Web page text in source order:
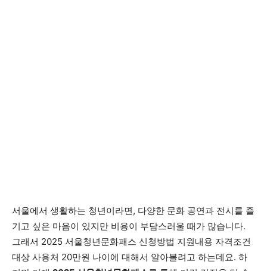
서울에서 생활하는 청년이라면, 다양한 문화 공연과 전시를 즐
기고 싶은 마음이 있지만 비용이 부담스러울 때가 많습니다.
그래서 2025 서울청년문화패스 신청방법 지원내용 자격조건
대상 사용처 20만원 나이에 대해서 알아볼려고 하는데요. 하